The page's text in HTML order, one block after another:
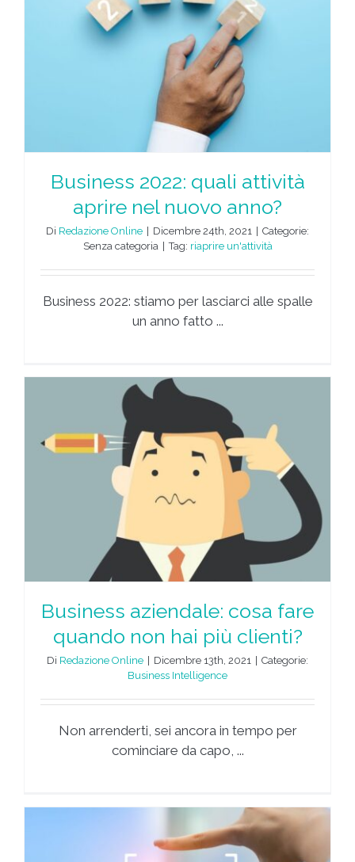
Business 2022: quali attività
aprire nel nuovo anno?
Di Redazione Online | Dicembre 24th, 2021 | Categorie:
Senza categoria | Tag: riaprire un'attività
Business 2022: stiamo per lasciarci alle spalle
un anno fatto ...
Business aziendale: cosa fare
quando non hai più clienti?
Di Redazione Online | Dicembre 13th, 2021 | Categorie:
Business Intelligence
Non arrenderti, sei ancora in tempo per
cominciare da capo, ...